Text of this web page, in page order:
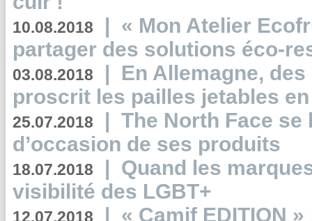
10.08.2018 | « Mon Atelier
partager des solutions éco-
03.08.2018 | En Allemagne,
proscrit les pailles jetables
25.07.2018 | The North Face se
d’occasion de ses produits
18.07.2018 | Quand les
visibilité des LGBT+
12.07.2018 | « Camif EDITION